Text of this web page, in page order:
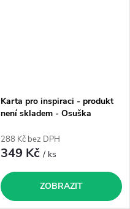
Karta pro inspiraci - produkt
není skladem - Osuška
288 Kč bez DPH
349 Kč/ ks
ZOBRAZIT